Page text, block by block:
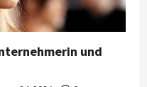
und